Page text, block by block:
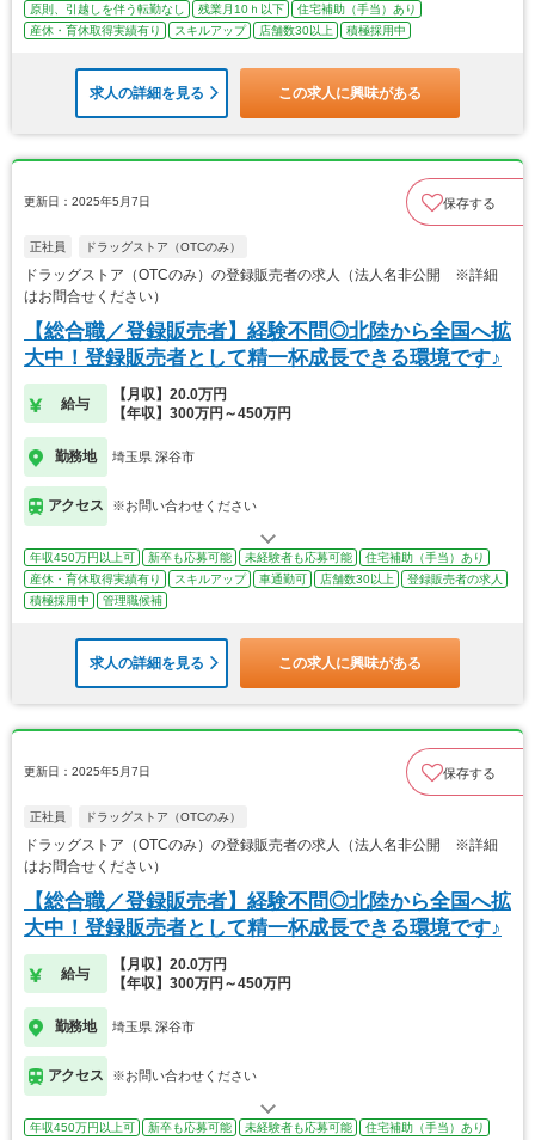
原則、引越しを伴う転勤なし
残業月10ｈ以下
住宅補助（手当）あり
産休・育休取得実績有り
スキルアップ 店舗数30以上 積極採用中
求人の詳細を見る この求人に興味がある
更新日：2025年5月7日 保存する
正社員 ドラッグストア（OTCのみ）
ドラッグストア（OTCのみ）の登録販売者の求人（法人名非公開 ※詳細
はお問合せください）
【総合職／登録販売者】経験不問◎北陸から全国へ拡
大中！登録販売者として精一杯成長できる環境です♪
給与
【月収】20.0万円
【年収】300万円～450万円
勤務地 埼玉県 深谷市
アクセス ※お問い合わせください
年収450万円以上可 新卒も応募可能 未経験者も応募可能
住宅補助（手当）あり
産休・育休取得実績有り
スキルアップ 車通勤可 店舗数30以上
登録販売者の求人
積極採用中
管理職候補
求人の詳細を見る この求人に興味がある
更新日：2025年5月7日 保存する
正社員 ドラッグストア（OTCのみ）
ドラッグストア（OTCのみ）の登録販売者の求人（法人名非公開 ※詳細
はお問合せください）
【総合職／登録販売者】経験不問◎北陸から全国へ拡
大中！登録販売者として精一杯成長できる環境です♪
給与
【月収】20.0万円
【年収】300万円～450万円
勤務地 埼玉県 深谷市
アクセス ※お問い合わせください
年収450万円以上可 新卒も応募可能 未経験者も応募可能
住宅補助（手当）あり